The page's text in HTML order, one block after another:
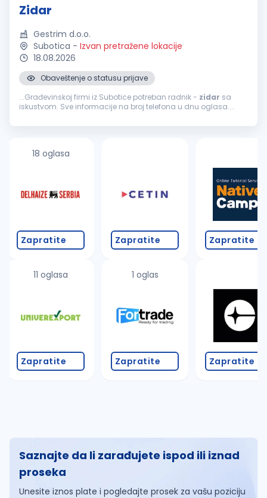
Zidar
Gestrim d.o.o.
Subotica - Izvan pretražene lokacije
18.08.2026
Obaveštenje o statusu prijave
...Građevinskoj firmi iz Subotice potreban radnik - zidar sa
iskustvom. Sve informacije na broj telefona u dnu oglasa....
18 oglasa
Zapratite
11 oglasa
Zapratite
Zapratite
1 oglas
Zapratite
Zapratite
Zapratite
Saznajte da li zarađujete ispod ili iznad
proseka
Unesite iznos plate i pogledajte prosek za vašu poziciju